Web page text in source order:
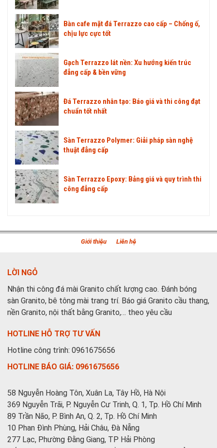
Bàn cafe mặt đá Terrazzo cao cấp – Chống ố,
chịu lực cực tốt
Gạch Terrazzo lát nền: Xu hướng kiến trúc
đẳng cấp & bền vững
Đá Terrazzo nhân tạo: Báo giá và thi công đạt
chuẩn tốt nhất
Sàn Terrazzo Polymer: Giải pháp sàn nghệ
thuật đẳng cấp
Sàn Terrazzo Epoxy: Bảng giá và quy trình thi
công đẳng cấp
Giới thiệu Liên hệ
LỜI NGỎ
Nhận thi công đá mài Granito chất lượng cao. Đánh bóng
sàn Granito, bê tông mài trang trí. Báo giá Granito cầu thang,
nền Granito, nội thất bằng Granito,… theo yêu cầu
HOTLINE HỖ TRỢ TƯ VẤN
Hotline công trình: 0961675656
HOTLINE BÁO GIÁ: 0961675656
58 Nguyễn Hoàng Tôn, Xuân La, Tây Hồ, Hà Nội
369 Nguyễn Trãi, P. Nguyễn Cư Trinh, Q. 1, Tp. Hồ Chí Minh
89 Trần Não, P. Bình An, Q. 2, Tp. Hồ Chí Minh
10 Phan Đình Phùng, Hải Châu, Đà Nẵng
277 Lạc, Phường Đằng Giang, TP Hải Phòng